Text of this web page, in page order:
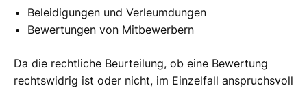
Beleidigungen und Verleumdungen
Bewertungen von Mitbewerbern
Da die rechtliche Beurteilung, ob eine Bewertung
rechtswidrig ist oder nicht, im Einzelfall anspruchsvoll